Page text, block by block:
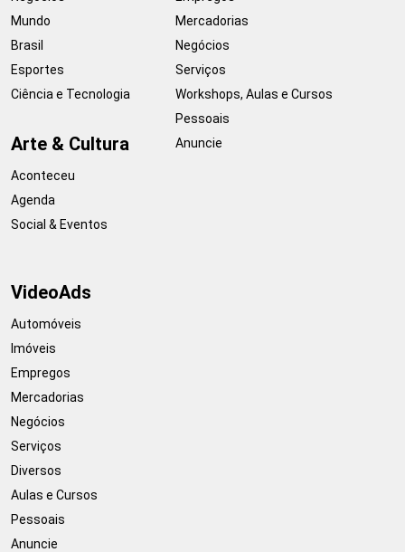
Mundo
Brasil
Esportes
Ciência e Tecnologia
Arte & Cultura
Aconteceu
Agenda
Social & Eventos
Mercadorias
Negócios
Serviços
Workshops, Aulas e Cursos
Pessoais
Anuncie
VideoAds
Automóveis
Imóveis
Empregos
Mercadorias
Negócios
Serviços
Diversos
Aulas e Cursos
Pessoais
Anuncie